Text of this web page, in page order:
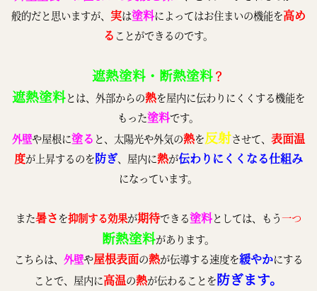
般的だと思いますが、 実は塗料によってはお住まいの機能を高め
る ことができるのです。
遮熱塗料・断熱塗料？
遮熱塗料とは、外部からの熱を屋内に伝わりにくくする機能を
もった塗料です。
外壁や屋根に塗る と、太陽光や外気の熱を反射させて、 表面温
度が上昇するのを防ぎ、屋内に熱が伝わりにくくなる仕組み
になっています。
また暑さを抑制する効果が期待できる塗料としては、もう一つ
断熱塗料があります。
こちらは、 外壁や屋根表面の熱が伝導する速度を緩やかにする
ことで、屋内に高温の熱が伝わることを防ぎます。